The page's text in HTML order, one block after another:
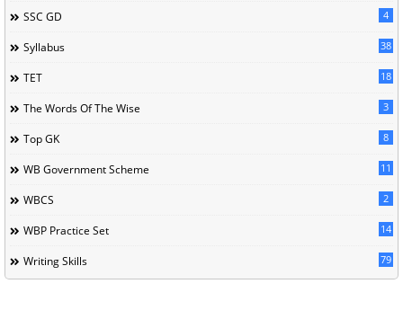
SSC GD 4
Syllabus 38
TET 18
The Words Of The Wise 3
Top GK 8
WB Government Scheme 11
WBCS 2
WBP Practice Set 14
Writing Skills 79